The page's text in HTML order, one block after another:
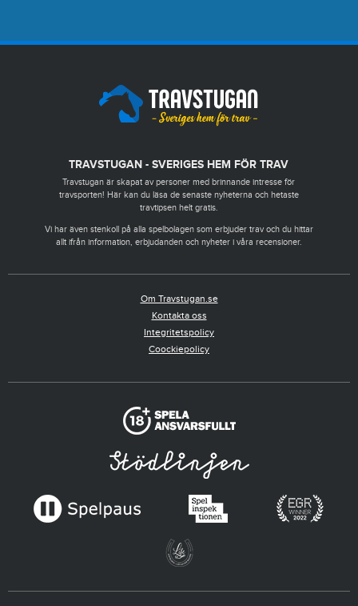
TRAVSTUGAN - SVERIGES HEM FÖR TRAV
Travstugan är skapat av personer med brinnande intresse för
travsporten! Här kan du läsa de senaste nyheterna och hetaste
travtipsen helt gratis.
Vi har även stenkoll på alla spelbolagen som erbjuder trav och du hittar
allt ifrån information, erbjudanden och nyheter i våra recensioner.
Om Travstugan.se
Kontakta oss
Integritetspolicy
Coockiepolicy